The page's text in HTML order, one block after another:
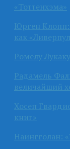
«Тоттенхэма»
Юрген Клопп:
как
Ромелу
Радамель
величайший
Хосеп
книг»
Наингголан: